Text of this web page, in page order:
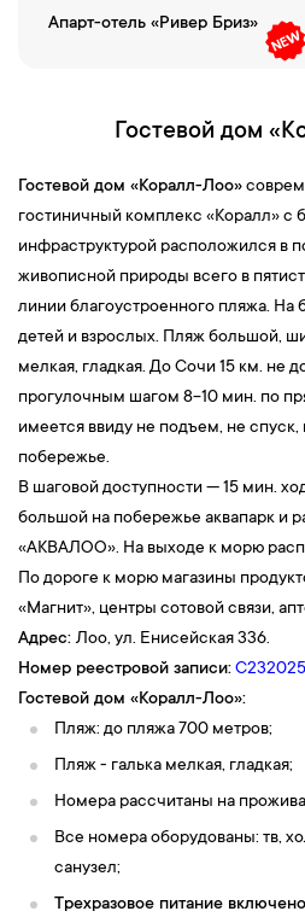
Апарт-отель «Ривер Бриз»
Гостевой дом
Гостевой дом «Коралл-Лоо»
гостиничный комплекс «Коралл» с
инфраструктурой расположился в
живописной природы всего в
линии благоустроенного пляжа. На
детей и взрослых. Пляж большой,
мелкая, гладкая. До Сочи 15 км. не
прогулочным шагом 8−10 мин. по
имеется ввиду не подъем, не спуск,
побережье.
В шаговой доступности — 15 мин.
большой на побережье аквапарк и
«АКВАЛОО». На выходе к морю
По дороге к морю магазины
«Магнит», центры сотовой связи,
Адрес: Лоо, ул. Енисейская 336.
Номер реестровой записи:
Гостевой дом «Коралл-Лоо»:
Пляж: до пляжа 700 метров;
Пляж - галька мелкая, гладкая;
Номера рассчитаны на
Все номера оборудованы: тв,
санузел;
Трехразовое питание